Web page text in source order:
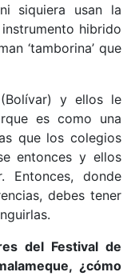
siquiera usan la
hibrido
‘tamborina’ que
y ellos le
es como una
que los colegios
entonces y ellos
Entonces, donde
debes tener
del Festival de
¿cómo